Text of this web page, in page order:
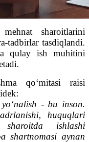
sharoitlarini
tadbirlar tasdiqlandi.
qulay ish muhitini
qo‘mitasi raisi
- bu inson.
huquqlari
ishlashi
shartnomasi aynan